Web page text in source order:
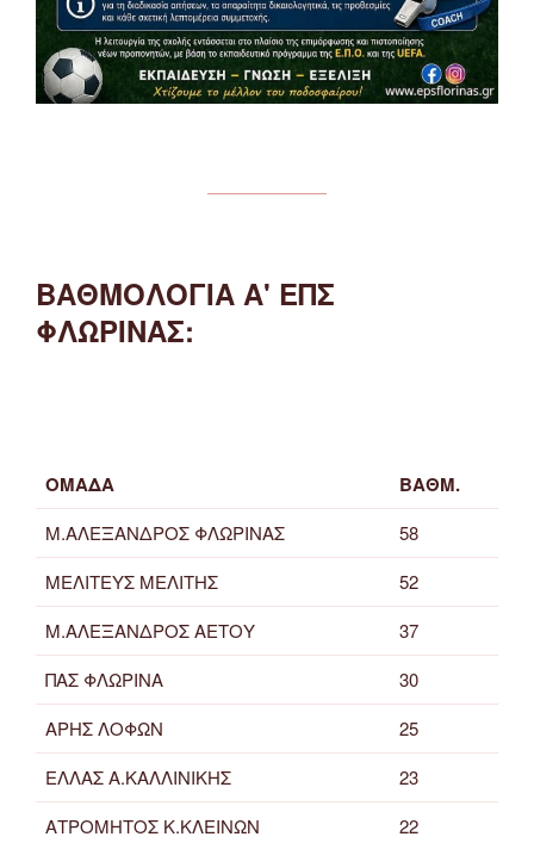
ΒΑΘΜΟΛΟΓΙΑ Α' ΕΠΣ
ΦΛΩΡΙΝΑΣ:
ΟΜΑΔΑ ΒΑΘΜ.
Μ.ΑΛΕΞΑΝΔΡΟΣ ΦΛΩΡΙΝΑΣ
58
ΜΕΛΙΤΕΥΣ ΜΕΛΙΤΗΣ
52
Μ.ΑΛΕΞΑΝΔΡΟΣ ΑΕΤΟΥ
37
ΠΑΣ ΦΛΩΡΙΝΑ
30
ΑΡΗΣ ΛΟΦΩΝ
25
ΕΛΛΑΣ Α.ΚΑΛΛΙΝΙΚΗΣ
23
ΑΤΡΟΜΗΤΟΣ Κ.ΚΛΕΙΝΩΝ
22